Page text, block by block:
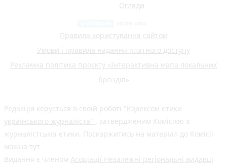
Огляди
Правила користування сайтом
Умови і правила надання платного доступу
Рекламна політика проєкту «Інтерактивна мапа локальних
брендів»
Редакція керується в своїй роботі "Кодексом етики
українського журналіста" , затвердженим Комісією з
журналістської етики. Поскаржитись на матеріал до Комісії
можна тут
Видання є членом Асоціації Незалежні регіональні видавці